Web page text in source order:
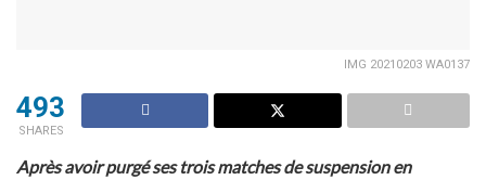
IMG 20210203 WA0137
493
SHARES
Après avoir purgé ses trois matches de suspension en